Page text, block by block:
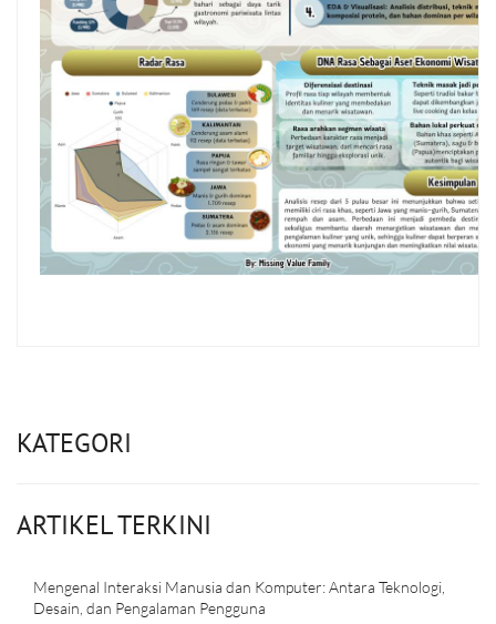
KATEGORI
ARTIKEL TERKINI
Mengenal Interaksi Manusia dan Komputer: Antara Teknologi,
Desain, dan Pengalaman Pengguna